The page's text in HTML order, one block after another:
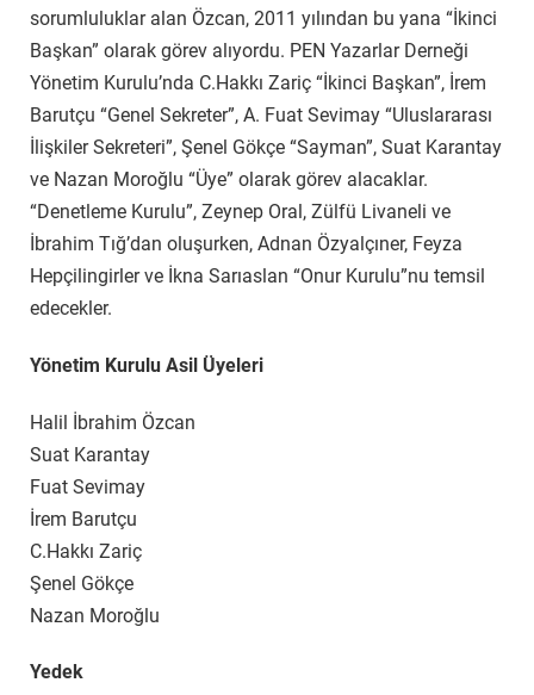
sorumluluklar alan Özcan, 2011 yılından bu yana “İkinci
Başkan” olarak görev alıyordu. PEN Yazarlar Derneği
Yönetim Kurulu’nda C.Hakkı Zariç “İkinci Başkan”, İrem
Barutçu “Genel Sekreter”, A. Fuat Sevimay “Uluslararası
İlişkiler Sekreteri”, Şenel Gökçe “Sayman”, Suat Karantay
ve Nazan Moroğlu “Üye” olarak görev alacaklar.
“Denetleme Kurulu”, Zeynep Oral, Zülfü Livaneli ve
İbrahim Tığ’dan oluşurken, Adnan Özyalçıner, Feyza
Hepçilingirler ve İkna Sarıaslan “Onur Kurulu”nu temsil
edecekler.
Yönetim Kurulu Asil Üyeleri
Halil İbrahim Özcan
Suat Karantay
Fuat Sevimay
İrem Barutçu
C.Hakkı Zariç
Şenel Gökçe
Nazan Moroğlu
Yedek